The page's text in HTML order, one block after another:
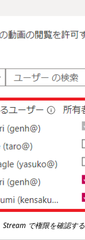
Stream で権限を確認する